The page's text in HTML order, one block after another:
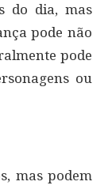
do dia, mas
pode não
pode
ou
mas podem